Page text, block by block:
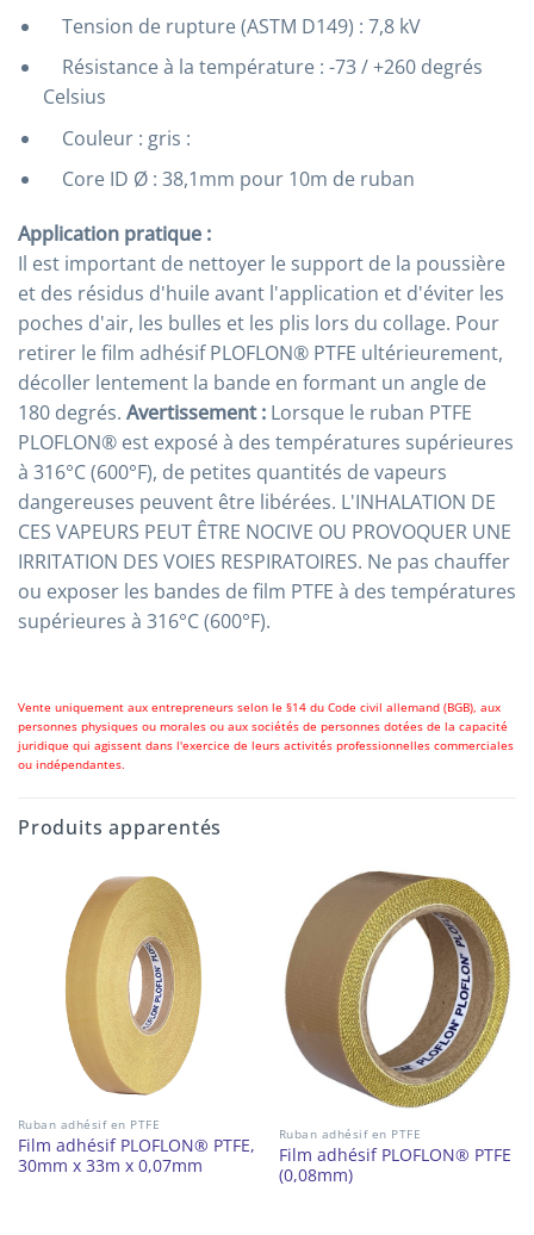
Tension de rupture (ASTM D149) : 7,8 kV
Résistance à la température : -73 / +260 degrés
Celsius
Couleur : gris :
Core ID Ø : 38,1mm pour 10m de ruban
Application pratique :
Il est important de nettoyer le support de la poussière
et des résidus d'huile avant l'application et d'éviter les
poches d'air, les bulles et les plis lors du collage. Pour
retirer le film adhésif PLOFLON® PTFE ultérieurement,
décoller lentement la bande en formant un angle de
180 degrés. Avertissement : Lorsque le ruban PTFE
PLOFLON® est exposé à des températures supérieures
à 316°C (600°F), de petites quantités de vapeurs
dangereuses peuvent être libérées. L'INHALATION DE
CES VAPEURS PEUT ÊTRE NOCIVE OU PROVOQUER UNE
IRRITATION DES VOIES RESPIRATOIRES. Ne pas chauffer
ou exposer les bandes de film PTFE à des températures
supérieures à 316°C (600°F).
Vente uniquement aux entrepreneurs selon le §14 du Code civil allemand (BGB), aux
personnes physiques ou morales ou aux sociétés de personnes dotées de la capacité
juridique qui agissent dans l'exercice de leurs activités professionnelles commerciales
ou indépendantes.
Produits apparentés
Ruban adhésif en PTFE
Film adhésif PLOFLON® PTFE,
30mm x 33m x 0,07mm
Ruban adhésif en PTFE
Film adhésif PLOFLON® PTFE
(0,08mm)